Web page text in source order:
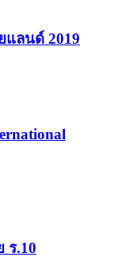
แลนด์ 2019
ร.10